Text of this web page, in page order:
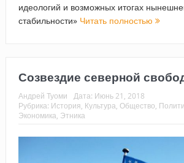
идеологий и возможных итогах
стабильности» Читать полностью
Созвездие северной
Андрей Туоми Дата: Июнь 21, 2018
Рубрика: История Культура Общество
Экономика Этника